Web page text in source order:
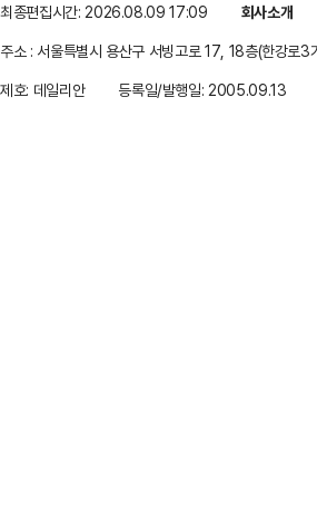
최종편집시간: 2026.08.09 17:09 회사소개
주소 : 서울특별시 용산구 서빙고로 17, 18층(한강로3
제호: 데일리안
등록일/발행일: 2005.09.13